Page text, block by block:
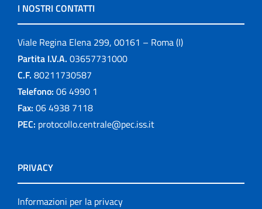
I NOSTRI CONTATTI
Viale Regina Elena 299, 00161 – Roma (I)
Partita I.V.A. 03657731000
C.F. 80211730587
Telefono: 06 4990 1
Fax: 06 4938 7118
PEC: protocollo.centrale@pec.iss.it
PRIVACY
Informazioni per la privacy